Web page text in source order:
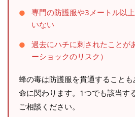
専門の防護服や3メートル以
いない
過去にハチに刺されたことが
ーショックのリスク）
蜂の毒は防護服を貫通すること
命に関わります。1つでも該当す
ご相談ください。